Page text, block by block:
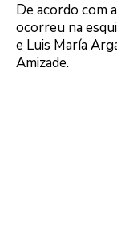
De acordo com
ocorreu na
e Luis María
Amizade.